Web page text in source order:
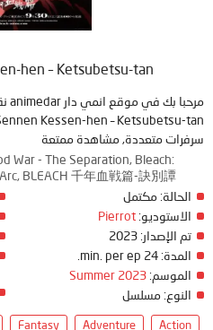
hen – Ketsubetsu-tan
سرفرات متعددة, مشاهدة ممتعة
War - The Separation, Bleach:
BLEACH 千年血戦篇-訣別譚-
الحالة: مكتمل
الاستوديو: Pierrot
تم الإصدار:
المدة:
الموسم: Summer 2023
النوع: مسلسل
Action
Adventure
Fantasy